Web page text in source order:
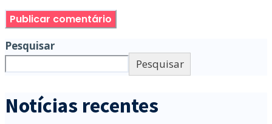
Pesquisar
Pesquisar
Notícias recentes